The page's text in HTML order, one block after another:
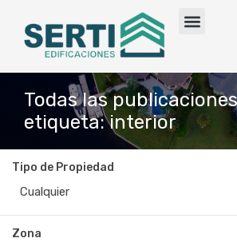
Todas las
etiqueta: interior
Tipo de Propiedad
Cualquier
Zona